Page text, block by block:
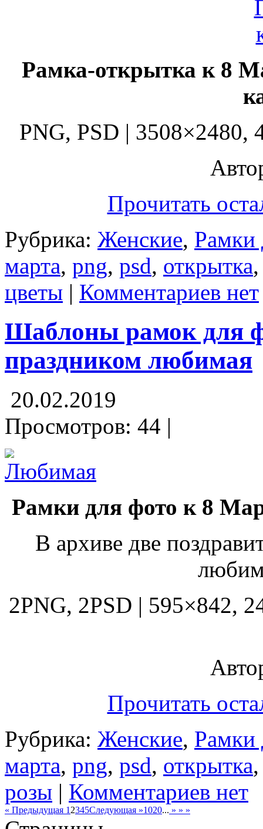
Рамка-открытка к 8
PNG, PSD | 3508×2480,
Прочитать
Рубрика: Женские, Рамки
марта, png, psd, открытка
цветы | Комментариев нет
Шаблоны рамок для
праздником любимая
20.02.2019
Просмотров: 44 |
Рамки для фото к 8
В архиве две
2PNG, 2PSD | 595×842,
Прочитать
Рубрика: Женские, Рамки
марта, png, psd, открытка
розы | Комментариев нет
« Предыдущая 1 2345Следующая »1020... » » »